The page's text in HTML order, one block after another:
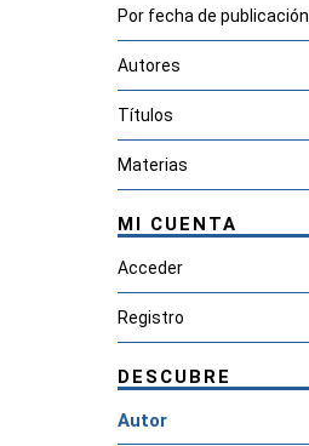
Por fecha de publicación
Autores
Títulos
Materias
MI CUENTA
Acceder
Registro
DESCUBRE
Autor